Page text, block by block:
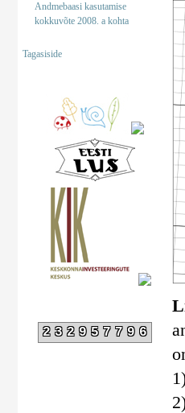
Andmebaasi kasutamise
kokkuvõte 2008. a kohta
Tagasiside
232957796